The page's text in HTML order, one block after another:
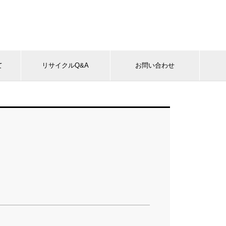
リサイクルQ&A お問い合わせ